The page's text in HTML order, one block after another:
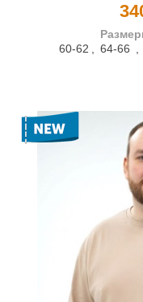
60-62 , 64-66 ,